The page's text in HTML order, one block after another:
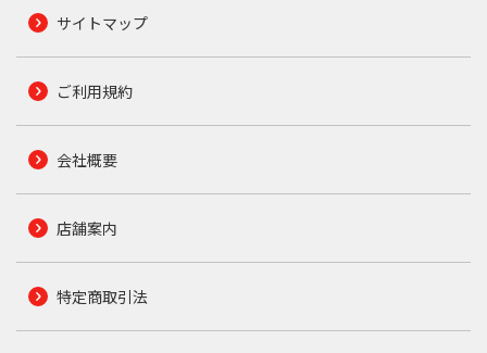
サイトマップ
ご利用規約
会社概要
店舗案内
特定商取引法